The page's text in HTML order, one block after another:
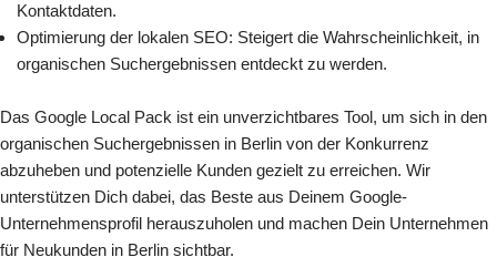
Kontaktdaten.
Optimierung der lokalen SEO: Steigert die Wahrscheinlichkeit, in
organischen Suchergebnissen entdeckt zu werden.
Das Google Local Pack ist ein unverzichtbares Tool, um sich in den
organischen Suchergebnissen in Berlin von der Konkurrenz
abzuheben und potenzielle Kunden gezielt zu erreichen. Wir
unterstützen Dich dabei, das Beste aus Deinem Google-
Unternehmensprofil herauszuholen und machen Dein Unternehmen
für Neukunden in Berlin sichtbar.